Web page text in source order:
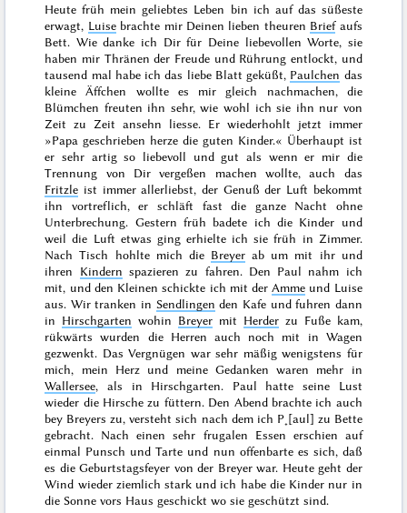
Heute früh mein geliebtes Leben bin ich auf das süßeste
erwagt, Luisebrachte mir Deinen lieben theuren Briefaufs
Bett. Wie danke ich Dir für Deine liebevollen Worte, sie
haben mir Thränen der Freude und Rührung entlockt, und
tausend mal habe ich das liebe Blatt geküßt, Paulchen das
kleine Äffchen wollte es mir gleich nachmachen, die
Blümchen freuten ihn sehr, wie wohl ich sie ihn nur von
Zeit zu Zeitansehn liesse. Er wiederhohlt jetzt immer
»Papa geschrieben herze die guten Kinder.« Überhaupt ist
er sehr artig so liebevoll und gut als wenn er mir die
Trennung von Dir vergeßen machen wollte, auch das
Fritzle ist immer allerliebst, der Genuß der Luft bekommt
ihn vortreflich, er schläft fast die ganze Nacht ohne
Unterbrechung. Gestern früh badete ich die Kinder und
weil die Luft etwas ging erhielte ich sie früh in Zimmer.
Nach Tisch hohlte mich die Breyer ab um mit ihr und
ihren Kindern spazieren zu fahren. Den Paul nahm ich
mit, und den Kleinen schickte ich mit derAmme und Luise
aus. Wir tranken in Sendlingen den Kafeund fuhren dann
in Hirschgarten wohin Breyer mit Herderzu Fuße kam,
rükwärts wurden die Herren auch noch mit in Wagen
gezwenkt. Das Vergnügen war sehr mäßig wenigstens für
mich, mein Herz und meine Gedanken waren mehr in
Wallersee, als in Hirschgarten. Paul hatte seine Lust
wieder die Hirsche zu füttern. Den Abend brachte ich auch
bey Breyers zu, versteht sich nach dem ich P˖[aul] zu Bette
gebracht. Nach einen sehr frugalen Essen erschien auf
einmal Punsch und Tarte und nun offenbarte es sich, daß
es die Geburtstagsfeyer von der Breyer war. Heute geht der
Wind wieder ziemlich stark und ich habe die Kinder nur in
die Sonne vors Haus geschickt wo sie geschützt sind.